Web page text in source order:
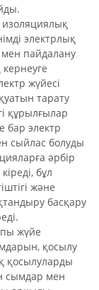
изоляциялық
электрлық
мен пайдалану
жүйесі
тарату
құрылғылар
бар электр
сыйлас болуды
әрбір
бұл
және
басқару
жүйе
қосылу
қосылуларды
сымдар мен